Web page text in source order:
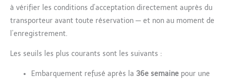
à vérifier les conditions d’acceptation directement auprès du
transporteur avant toute réservation — et non au moment de
l’enregistrement.
Les seuils les plus courants sont les suivants :
Embarquement refusé après la 36e semaine pour une